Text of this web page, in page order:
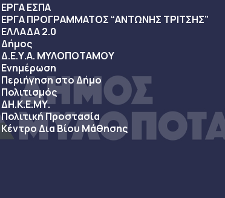
ΕΡΓΑ ΕΣΠΑ
ΕΡΓΑ ΠΡΟΓΡΑΜΜΑΤΟΣ “ΑΝΤΩΝΗΣ ΤΡΙΤΣΗΣ”
ΕΛΛΑΔΑ 2.0
Δήμος
Δ.Ε.Υ.Α. ΜΥΛΟΠΟΤΑΜΟΥ
Ενημέρωση
Περιήγηση στο Δήμο
Πολιτισμός
ΔΗ.Κ.Ε.ΜΥ.
Πολιτική Προστασία
Κέντρο Δια Βίου Μάθησης